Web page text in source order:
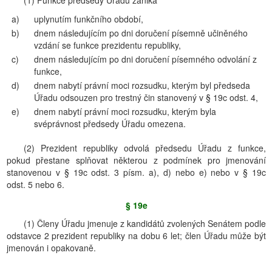
a)
uplynutím funkčního období,
b)
dnem následujícím po dni doručení písemně učiněného
vzdání se funkce prezidentu republiky,
c)
dnem následujícím po dni doručení písemného odvolání z
funkce,
d)
dnem nabytí právní moci rozsudku, kterým byl předseda
Úřadu odsouzen pro trestný čin stanovený v § 19c odst. 4,
e)
dnem nabytí právní moci rozsudku, kterým byla
svéprávnost předsedy Úřadu omezena.
(2) Prezident republiky odvolá předsedu Úřadu z funkce,
pokud přestane splňovat některou z podmínek pro jmenování
stanovenou v § 19c odst. 3 písm. a), d) nebo e) nebo v § 19c
odst. 5 nebo 6.
§ 19e
(1) Členy Úřadu jmenuje z kandidátů zvolených Senátem podle
odstavce 2 prezident republiky na dobu 6 let; člen Úřadu může být
jmenován i opakovaně.